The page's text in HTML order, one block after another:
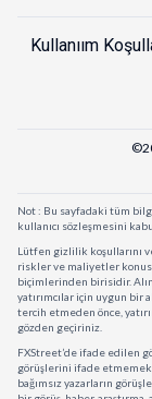
Kullanıım
Not : Bu sayfadaki tüm
kullanıcı sözleşmesini
Lütfen gizlilik koşullarını
riskler ve maliyetler
biçimlerinden birisidir.
yatırımcılar için uygun
tercih etmeden önce,
gözden geçiriniz.
FXStreet’de ifade edilen
görüşlerini ifade
bağımsız yazarların